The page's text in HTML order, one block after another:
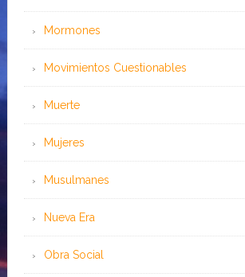
Mormones
Movimientos Cuestionables
Muerte
Mujeres
Musulmanes
Nueva Era
Obra Social